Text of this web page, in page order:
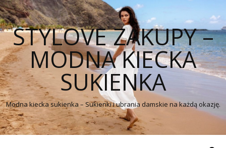
STYLOVE ZAKUPY –
MODNA KIECKA
SUKIENKA
Modna kiecka sukienka – Sukienki i ubrania damskie na każdą okazję.